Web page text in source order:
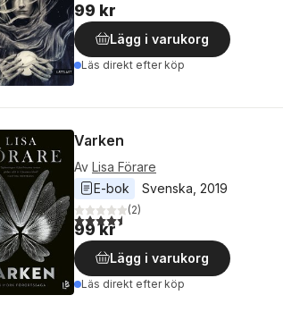
99 kr
Lägg i varukorg
Läs direkt efter köp
Varken
Av Lisa Förare
E-bok
Svenska 2019
4,5utav 5 stjärnor. Totalt antal röster:
(2)
99 kr
Lägg i varukorg
Läs direkt efter köp